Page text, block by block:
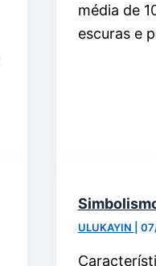
média de
escuras e
ULUKAYIN